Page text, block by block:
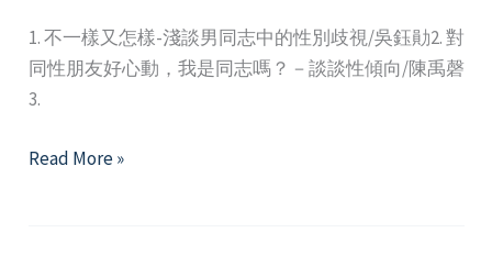
1. 不一樣又怎樣-淺談男同志中的性別歧視/吳鈺勛2. 對
同性朋友好心動，我是同志嗎？－談談性傾向/陳禹磬
3.
2022
Read More »